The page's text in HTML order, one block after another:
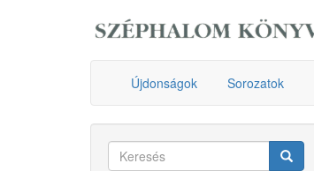
Újdonságok Sorozatok
Keresés